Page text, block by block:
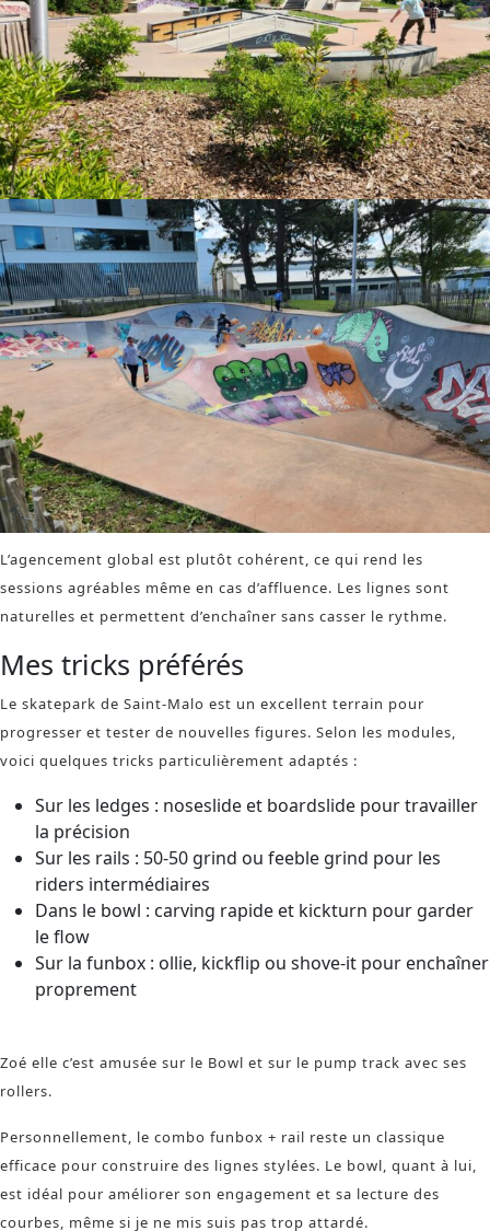
L’agencement global est plutôt cohérent, ce qui rend les
sessions agréables même en cas d’affluence. Les lignes sont
naturelles et permettent d’enchaîner sans casser le rythme.
Mes tricks préférés
Le skatepark de Saint-Malo est un excellent terrain pour
progresser et tester de nouvelles figures. Selon les modules,
voici quelques tricks particulièrement adaptés :
Sur les ledges : noseslide et boardslide pour travailler
la précision
Sur les rails : 50-50 grind ou feeble grind pour les
riders intermédiaires
Dans le bowl : carving rapide et kickturn pour garder
le flow
Sur la funbox : ollie, kickflip ou shove-it pour enchaîner
proprement
Zoé elle c’est amusée sur le Bowl et sur le pump track avec ses
rollers.
Personnellement, le combo funbox + rail reste un classique
efficace pour construire des lignes stylées. Le bowl, quant à lui,
est idéal pour améliorer son engagement et sa lecture des
courbes, même si je ne mis suis pas trop attardé.